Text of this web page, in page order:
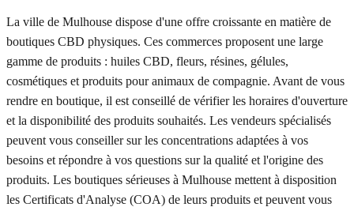
La ville de Mulhouse dispose d'une offre croissante en matière de
boutiques CBD physiques. Ces commerces proposent une large
gamme de produits : huiles CBD, fleurs, résines, gélules,
cosmétiques et produits pour animaux de compagnie. Avant de vous
rendre en boutique, il est conseillé de vérifier les horaires d'ouverture
et la disponibilité des produits souhaités. Les vendeurs spécialisés
peuvent vous conseiller sur les concentrations adaptées à vos
besoins et répondre à vos questions sur la qualité et l'origine des
produits. Les boutiques sérieuses à Mulhouse mettent à disposition
les Certificats d'Analyse (COA) de leurs produits et peuvent vous